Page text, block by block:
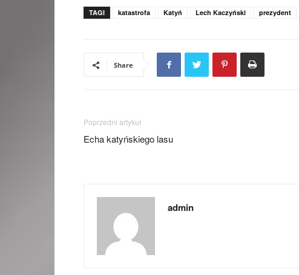
TAGI katastrofa Katyń Lech Kaczyński prezydent
Share
Poprzedni artykuł
Echa katyńskiego lasu
admin